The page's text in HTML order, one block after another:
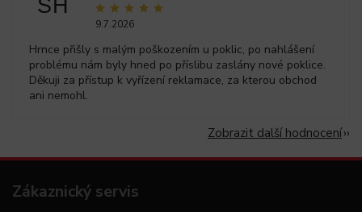
SH
9.7.2026
Hrnce přišly s malým poškozením u poklic, po nahlášení
problému nám byly hned po příslibu zaslány nové poklice.
Děkuji za přístup k vyřízení reklamace, za kterou obchod
ani nemohl.
Zobrazit další hodnocení
Zákaznický servis